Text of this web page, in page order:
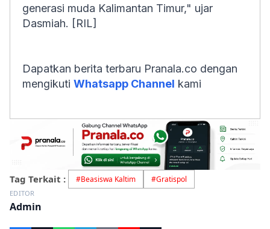
generasi muda Kalimantan Timur," ujar
Dasmiah. [RIL]
Dapatkan berita terbaru Pranala.co dengan
mengikuti Whatsapp Channel kami
Tag Terkait : #Beasiswa Kaltim #Gratispol
EDITOR
Admin